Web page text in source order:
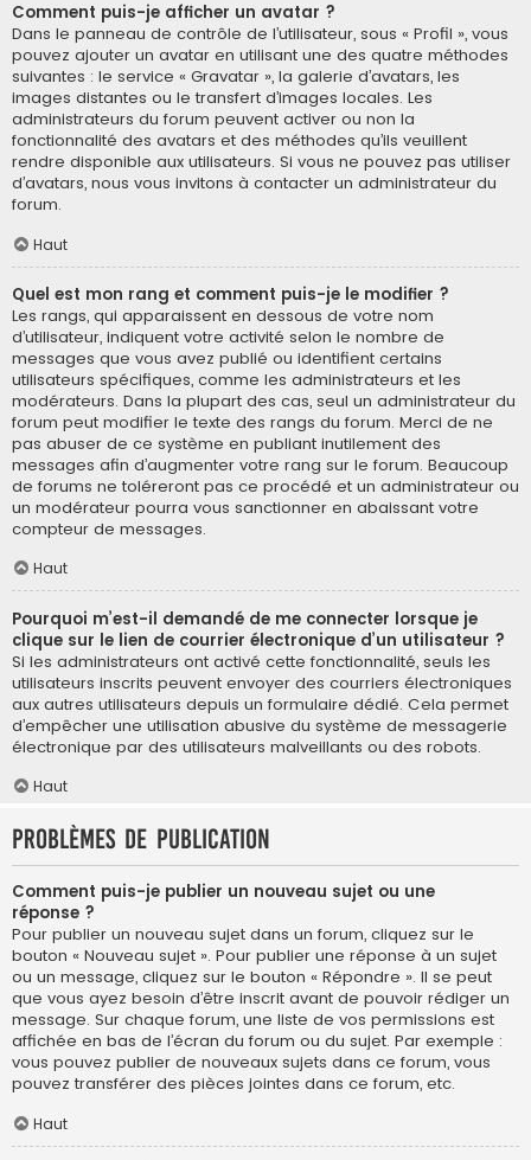
Comment puis-je afficher un avatar ?
Dans le panneau de contrôle de l’utilisateur, sous « Profil », vous
pouvez ajouter un avatar en utilisant une des quatre méthodes
suivantes : le service « Gravatar », la galerie d’avatars, les
images distantes ou le transfert d’images locales. Les
administrateurs du forum peuvent activer ou non la
fonctionnalité des avatars et des méthodes qu’ils veuillent
rendre disponible aux utilisateurs. Si vous ne pouvez pas utiliser
d’avatars, nous vous invitons à contacter un administrateur du
forum.
Haut
Quel est mon rang et comment puis-je le modifier ?
Les rangs, qui apparaissent en dessous de votre nom
d’utilisateur, indiquent votre activité selon le nombre de
messages que vous avez publié ou identifient certains
utilisateurs spécifiques, comme les administrateurs et les
modérateurs. Dans la plupart des cas, seul un administrateur du
forum peut modifier le texte des rangs du forum. Merci de ne
pas abuser de ce système en publiant inutilement des
messages afin d’augmenter votre rang sur le forum. Beaucoup
de forums ne toléreront pas ce procédé et un administrateur ou
un modérateur pourra vous sanctionner en abaissant votre
compteur de messages.
Haut
Pourquoi m’est-il demandé de me connecter lorsque je
clique sur le lien de courrier électronique d’un utilisateur ?
Si les administrateurs ont activé cette fonctionnalité, seuls les
utilisateurs inscrits peuvent envoyer des courriers électroniques
aux autres utilisateurs depuis un formulaire dédié. Cela permet
d’empêcher une utilisation abusive du système de messagerie
électronique par des utilisateurs malveillants ou des robots.
Haut
Problèmes de publication
Comment puis-je publier un nouveau sujet ou une
réponse ?
Pour publier un nouveau sujet dans un forum, cliquez sur le
bouton « Nouveau sujet ». Pour publier une réponse à un sujet
ou un message, cliquez sur le bouton « Répondre ». Il se peut
que vous ayez besoin d’être inscrit avant de pouvoir rédiger un
message. Sur chaque forum, une liste de vos permissions est
affichée en bas de l’écran du forum ou du sujet. Par exemple :
vous pouvez publier de nouveaux sujets dans ce forum, vous
pouvez transférer des pièces jointes dans ce forum, etc.
Haut